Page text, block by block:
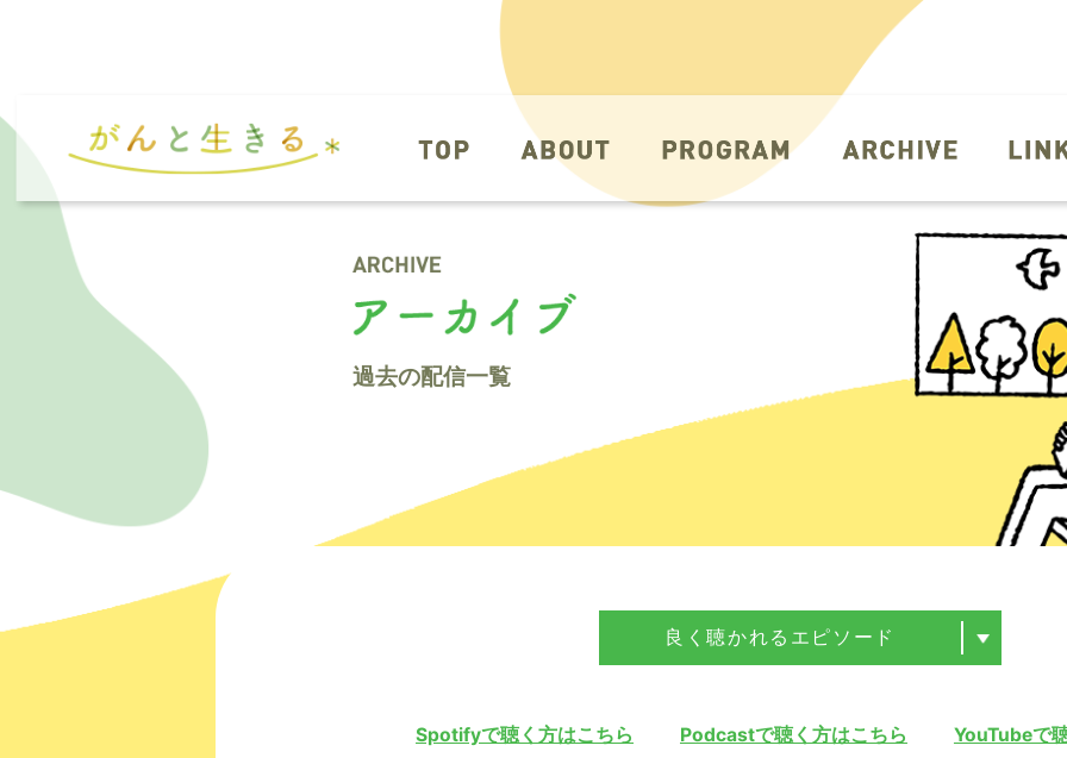
過去の配信一覧
良く聴かれるエピソード
Spotifyで聴く方はこちら Podcastで聴く方はこちら YouTubeで